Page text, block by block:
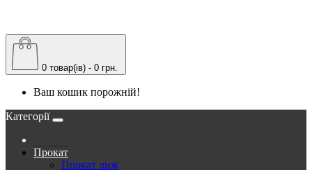
0 товар(ів) - 0 грн.
Ваш кошик порожній!
Категорії
Прокат
Прокат лиж